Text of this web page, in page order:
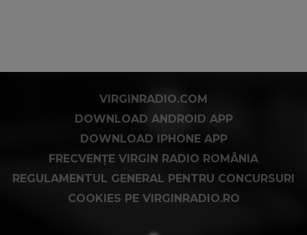
VIRGINRADIO.COM
DOWNLOAD ANDROID APP
DOWNLOAD IPHONE APP
FRECVENȚE VIRGIN RADIO ROMÂNIA
REGULAMENTUL GENERAL PENTRU CONCURSURI
COOKIES PE VIRGINRADIO.RO